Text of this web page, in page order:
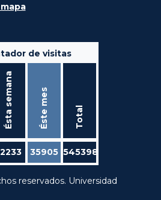
de visitas
Ésta semana Éste mes Total
35905 545398
reservados. Universidad